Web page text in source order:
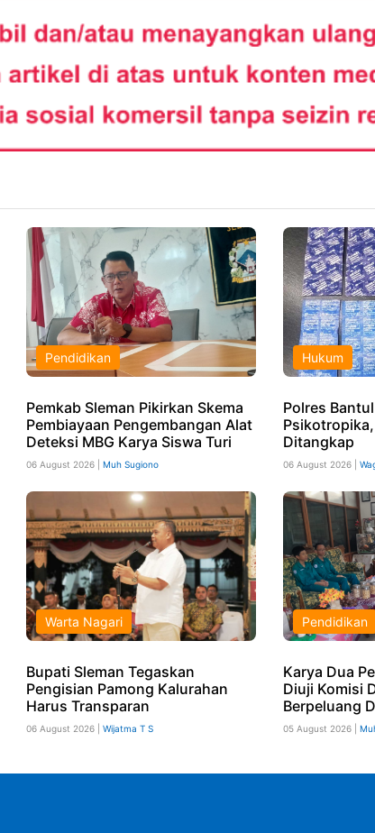
Pendidikan
Pemkab Sleman Pikirkan Skema
Pembiayaan Pengembangan Alat
Deteksi MBG Karya Siswa Turi
06 August 2026 | Muh Sugiono
Hukum
Polres
Ditangkap
06 August 2026 |
Warta Nagari
Bupati Sleman Tegaskan
Pengisian Pamong Kalurahan
Harus Transparan
06 August 2026 | Wijatma T S
Pendidikan
Karya Dua
Diuji Komisi
Berpeluang
05 August 2026 |